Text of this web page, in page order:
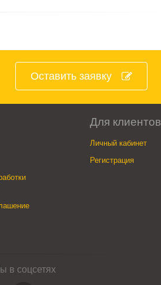
Оставить заявку
Для клиентов
Личный кабинет
Регистрация
в соцсетях